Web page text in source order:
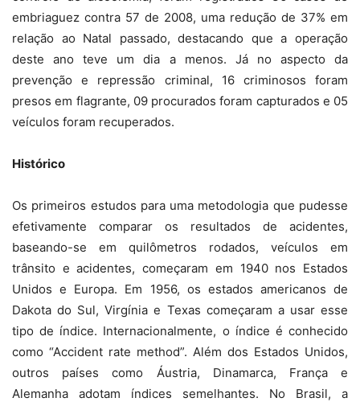
embriaguez contra 57 de 2008, uma redução de 37% em
relação ao Natal passado, destacando que a operação
deste ano teve um dia a menos. Já no aspecto da
prevenção e repressão criminal, 16 criminosos foram
presos em flagrante, 09 procurados foram capturados e 05
veículos foram recuperados.
Histórico
Os primeiros estudos para uma metodologia que pudesse
efetivamente comparar os resultados de acidentes,
baseando-se em quilômetros rodados, veículos em
trânsito e acidentes, começaram em 1940 nos Estados
Unidos e Europa. Em 1956, os estados americanos de
Dakota do Sul, Virgínia e Texas começaram a usar esse
tipo de índice. Internacionalmente, o índice é conhecido
como “Accident rate method”. Além dos Estados Unidos,
outros países como Áustria, Dinamarca, França e
Alemanha adotam índices semelhantes. No Brasil, a